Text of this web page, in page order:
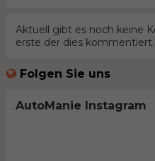
Aktuell gibt es noch keine
erste der dies kommentiert.
Folgen Sie uns
AutoManie Instagram